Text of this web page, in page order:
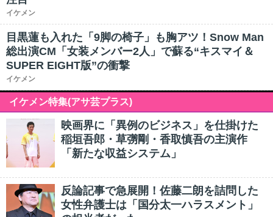
イケメン
目黒蓮も入れた「9脚の椅子」も胸アツ！Snow Man
総出演CM「女装メンバー2人」で蘇る“キスマイ＆
SUPER EIGHT版”の衝撃
イケメン
イケメン特集(アサ芸プラス)
映画界に「異例のビジネス」を仕掛けた
稲垣吾郎・草彅剛・香取慎吾の主演作
「新たな収益システム」
反論記事で急展開！佐藤二朗を詰問した
女性弁護士は「国分太一ハラスメント」